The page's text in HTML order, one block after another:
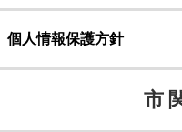
個人情報保護方針
市